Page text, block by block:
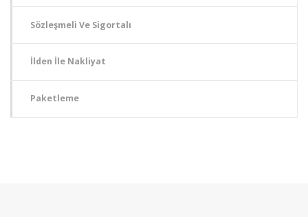
Sözleşmeli Ve Sigortalı
İlden İle Nakliyat
Paketleme